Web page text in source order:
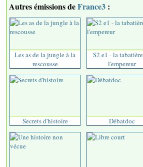
Autres émissions deFrance3 :
Les as de la jungle à la
rescousse
S2 e1 - la
l'empereur
Secrets d'histoire Débatdoc